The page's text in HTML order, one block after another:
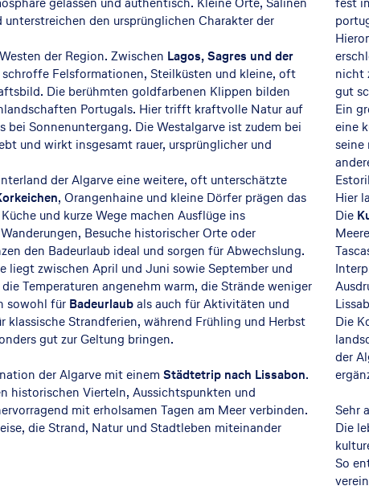
unterstreichen den ursprünglichen Charakter der
der Region. Zwischen Lagos, Sagres und der
Felsformationen, Steilküsten und kleine, oft
Die berühmten goldfarbenen Klippen bilden
Portugals. Hier trifft kraftvolle Natur auf
bei Sonnenuntergang. Die Westalgarve ist zudem bei
und wirkt insgesamt rauer, ursprünglicher und
der Algarve eine weitere, oft unterschätzte
, Orangenhaine und kleine Dörfer prägen das
und kurze Wege machen Ausflüge ins
Besuche historischer Orte oder
den Badeurlaub ideal und sorgen für Abwechslung.
liegt zwischen April und Juni sowie September und
Temperaturen angenehm warm, die Strände weniger
sowohl für Badeurlaubals auch für Aktivitäten und
klassische Strandferien, während Frühling und Herbst
gut zur Geltung bringen.
der Algarve mit einem Städtetrip nach Lissabon.
historischen Vierteln, Aussichtspunkten und
mit erholsamen Tagen am Meer verbinden.
die Strand, Natur und Stadtleben miteinander
nicht
gut
Ein
eine
seine
Hier
Die
Die
der
Sehr
Die
So